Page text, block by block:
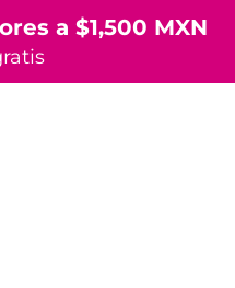
a $1,500 MXN